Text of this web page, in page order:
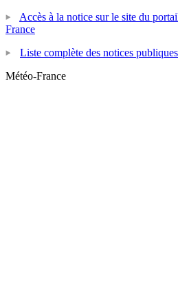
Accès à la notice sur le site du
France
Liste complète des notices publiques
Météo-France